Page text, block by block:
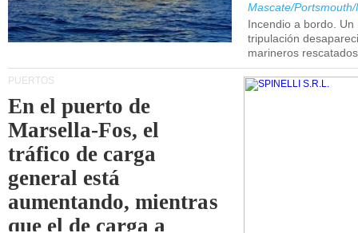
Mascate/
Incendio a bordo.
tripulación
marineros
PUERTOS
En el puerto de
Marsella-Fos, el
tráfico de carga
general está
aumentando, mientras
que el de carga a